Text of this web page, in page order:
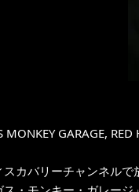
MONKEY GARAGE,
スカバリーチャンネル